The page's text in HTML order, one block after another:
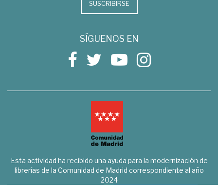
SUSCRIBIRSE
SÍGUENOS EN
Esta actividad ha recibido una ayuda para la modernización de
librerías de la Comunidad de Madrid correspondiente al año
2024